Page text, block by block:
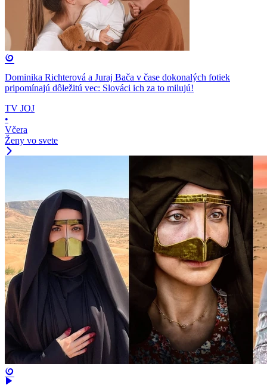
Dominika Richterová a Juraj Bača v čase dokonalých fotiek
pripomínajú dôležitú vec: Slováci ich za to milujú!
TV JOJ
•
Včera
Ženy vo svete